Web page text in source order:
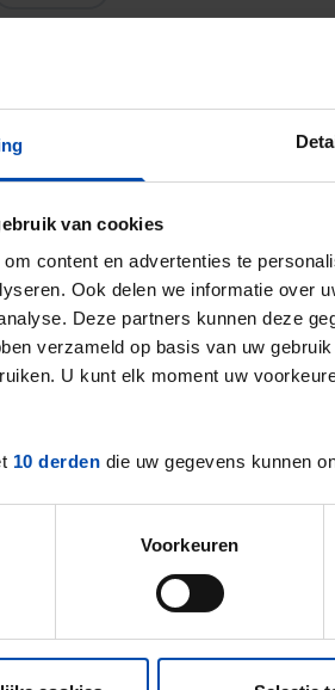
van cookies
content en advertenties te
Ook delen we informatie over
Deze partners kunnen deze
verzameld op basis van uw
U kunt elk moment uw
10 derden die uw gegevens kunnen
Voorkeuren